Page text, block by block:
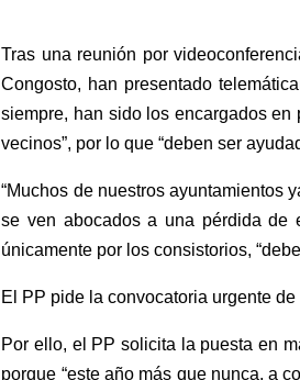
Tras una reunión por
Congosto, han presentado
siempre, han sido los encargados
vecinos”, por lo que “deben ser
“Muchos de nuestros ayuntamientos
se ven abocados a una pérdida de
únicamente por los consistorios,
El PP pide la convocatoria urgente
Por ello, el PP solicita la puesta en
porque “este año más que nunca, a